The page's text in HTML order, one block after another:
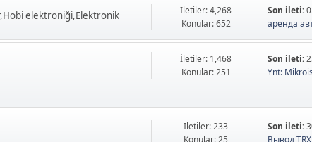
elektroniği,Elektronik
İletiler: 4,268
Konular: 652
Son ileti:
аренда
İletiler: 1,468
Konular: 251
Son ileti:
Ynt:
İletiler: 233
Son ileti: